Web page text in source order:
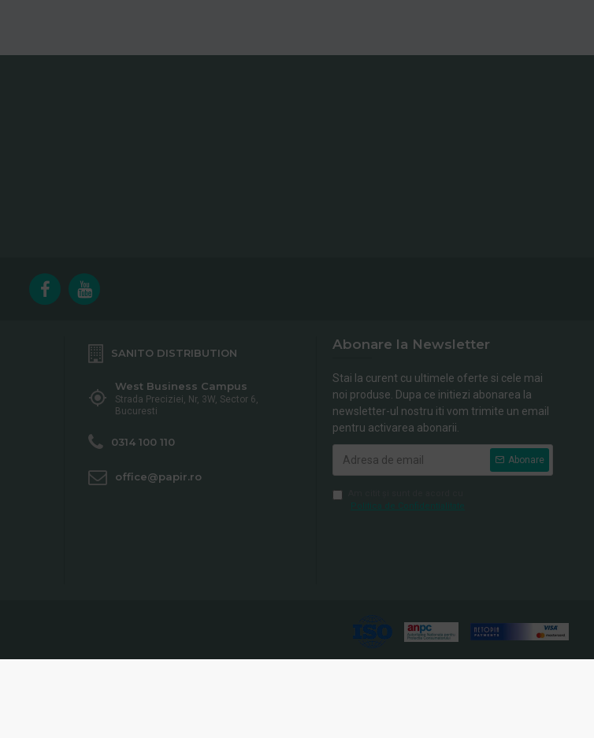
SANITO DISTRIBUTION
West Business Campus
Strada Preciziei, Nr, 3W, Sector 6,
Bucuresti
0314 100 110
office@papir.ro
Abonare la Newsletter
Stai la curent cu ultimele oferte si cele mai
noi produse. Dupa ce initiezi abonarea la
newsletter-ul nostru iti vom trimite un email
pentru activarea abonarii.
Abonare
Politica de Confidentialitate